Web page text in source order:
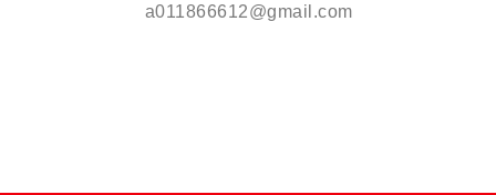
a011866612@gmail.com